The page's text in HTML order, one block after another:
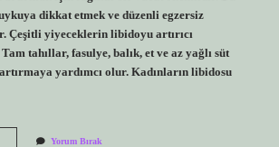
dikkat etmek ve düzenli egzersiz
Çeşitli yiyeceklerin libidoyu artırıcı
tahıllar, fasulye, balık, et ve az yağlı süt
yardımcı olur. Kadınların libidosu
Yorum Bırak